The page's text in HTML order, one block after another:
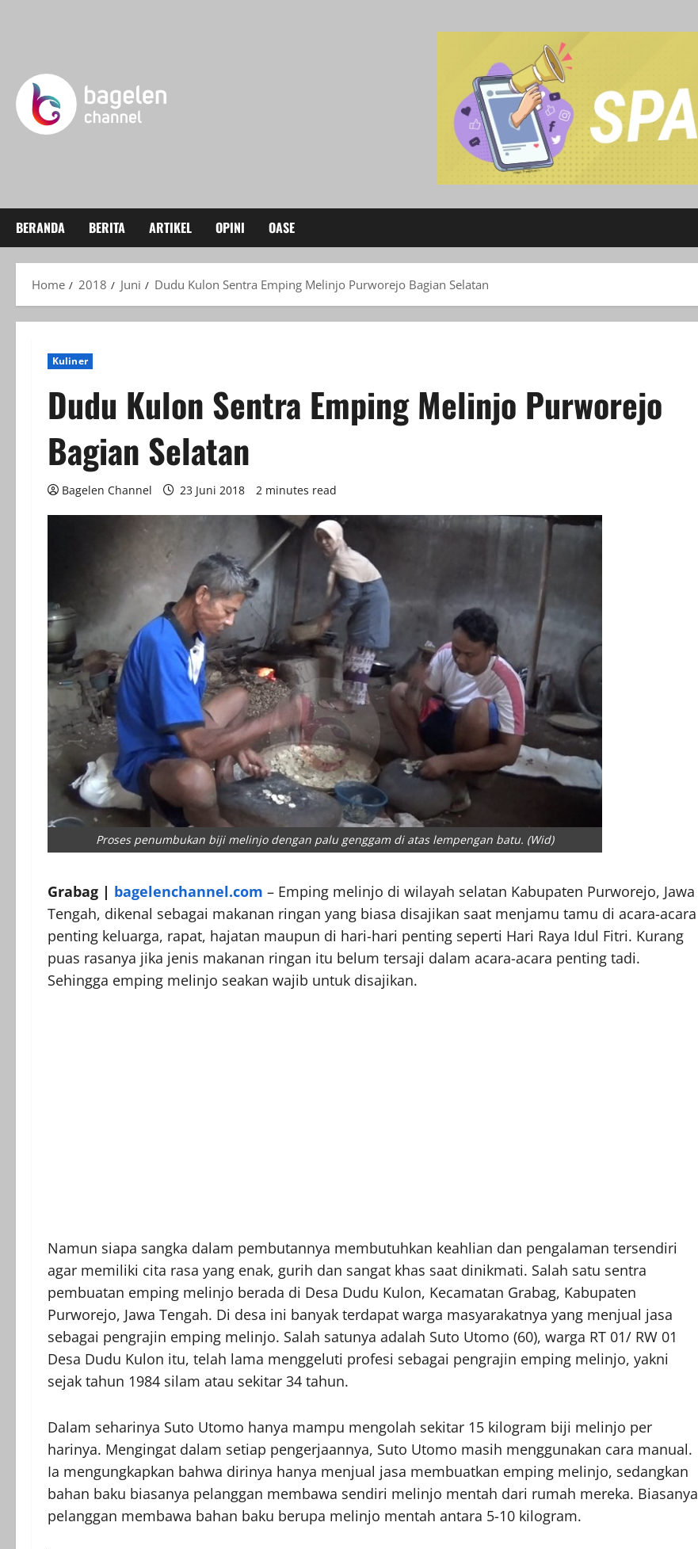
BERANDA BERITA ARTIKEL OPINI OASE
Home 2018 Juni Dudu Kulon Sentra Emping Melinjo Purworejo Bagian Selatan
Kuliner
Dudu Kulon Sentra Emping Melinjo Purworejo
Bagian Selatan
Bagelen Channel 23 Juni 2018 2 minutes read
Proses penumbukan biji melinjo dengan palu genggam di atas lempengan batu. (Wid)
Grabag | bagelenchannel.com – Emping melinjo di wilayah selatan Kabupaten Purworejo, Jawa
Tengah, dikenal sebagai makanan ringan yang biasa disajikan saat menjamu tamu di acara-acara
penting keluarga, rapat, hajatan maupun di hari-hari penting seperti Hari Raya Idul Fitri. Kurang
puas rasanya jika jenis makanan ringan itu belum tersaji dalam acara-acara penting tadi.
Sehingga emping melinjo seakan wajib untuk disajikan.
Namun siapa sangka dalam pembutannya membutuhkan keahlian dan pengalaman tersendiri
agar memiliki cita rasa yang enak, gurih dan sangat khas saat dinikmati. Salah satu sentra
pembuatan emping melinjo berada di Desa Dudu Kulon, Kecamatan Grabag, Kabupaten
Purworejo, Jawa Tengah. Di desa ini banyak terdapat warga masyarakatnya yang menjual jasa
sebagai pengrajin emping melinjo. Salah satunya adalah Suto Utomo (60), warga RT 01/ RW 01
Desa Dudu Kulon itu, telah lama menggeluti profesi sebagai pengrajin emping melinjo, yakni
sejak tahun 1984 silam atau sekitar 34 tahun.
Dalam seharinya Suto Utomo hanya mampu mengolah sekitar 15 kilogram biji melinjo per
harinya. Mengingat dalam setiap pengerjaannya, Suto Utomo masih menggunakan cara manual.
Ia mengungkapkan bahwa dirinya hanya menjual jasa membuatkan emping melinjo, sedangkan
bahan baku biasanya pelanggan membawa sendiri melinjo mentah dari rumah mereka. Biasanya
pelanggan membawa bahan baku berupa melinjo mentah antara 5-10 kilogram.